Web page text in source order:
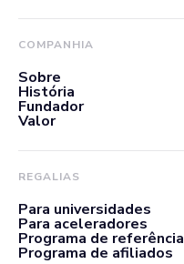
COMPANHIA
Sobre
História
Fundador
Valor
REGALIAS
Para universidades
Para aceleradores
Programa de referência
Programa de afiliados